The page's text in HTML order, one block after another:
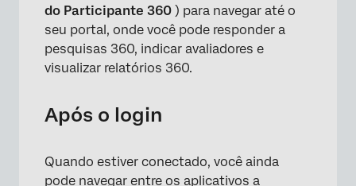
do Participante 360 ) para navegar até o
seu portal, onde você pode responder a
pesquisas 360, indicar avaliadores e
visualizar relatórios 360.
Após o login
Quando estiver conectado, você ainda
pode navegar entre os aplicativos a